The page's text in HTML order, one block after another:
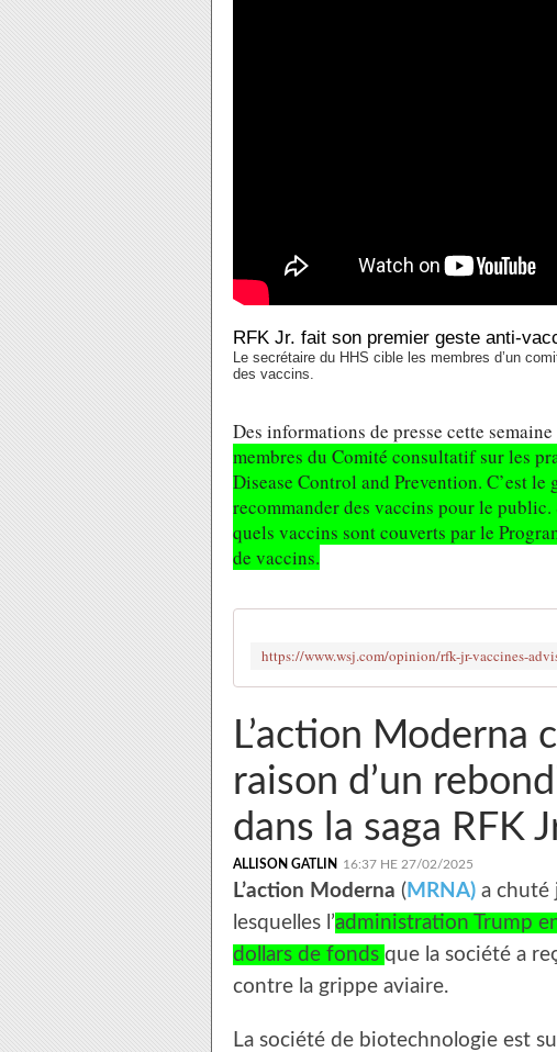
RFK Jr. fait son premier geste anti-
Le secrétaire du HHS cible les membres d’un
des vaccins.
Des informations de presse cette
membres du Comité consultatif sur les
Disease Control and Prevention. C’est
recommander des vaccins pour le
quels vaccins sont couverts par le
de vaccins.
L’action Moderna
raison d’un
dans la saga RFK
ALLISON GATLIN 16:37 HE 27/02/2025
L’action Moderna ( MRNA) a chuté
lesquelles l’administration Trump
dollars de fonds que la société a
contre la grippe aviaire.
La société de biotechnologie est